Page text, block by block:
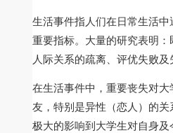
生活事件指人们在日常生活
重要指标。大量的研究表明
人际关系的疏离、评优失败及
在生活事件中，重要丧失对
友，特别是异性（恋人）的
极大的影响到大学生对自身